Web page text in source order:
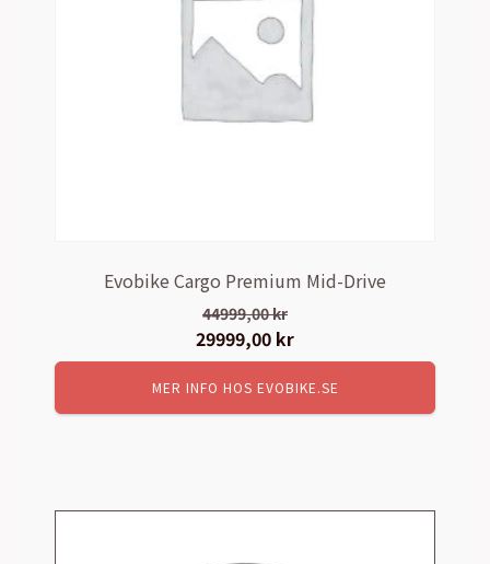
Evobike Cargo Premium Mid-Drive
44999,00kr
Det
ursprungliga
priset
var:
29999,00 kr
nuvarande
priset
är:
MER INFO HOS EVOBIKE.SE